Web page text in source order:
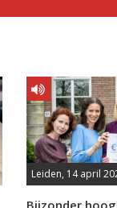
Leiden, 14 april
Bijzonder